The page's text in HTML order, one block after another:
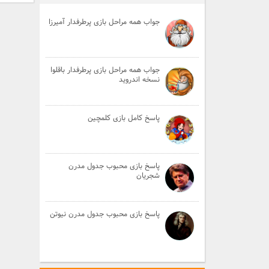
جواب همه مراحل بازی پرطرفدار آمیرزا
جواب همه مراحل بازی پرطرفدار باقلوا
نسخه اندروید
پاسخ کامل بازی کلمچین
پاسخ بازی محبوب جدول مدرن
شجریان
پاسخ بازی محبوب جدول مدرن نیوتن